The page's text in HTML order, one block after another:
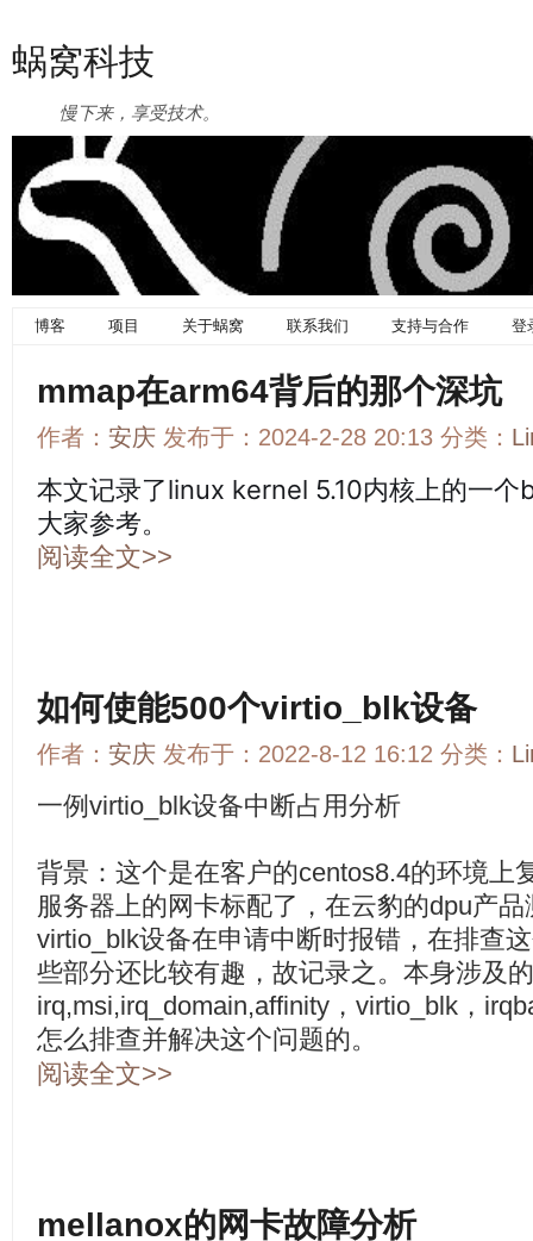
蜗窝科技
慢下来，享受技术。
博客 项目 关于蜗窝 联系我们 支持与合作 登
mmap在arm64背后的那个深坑
作者： 安庆 发布于：2024-2-28 20:13 分类：
本文记录了linux kernel 5.10内核上的一
大家参考。
阅读全文>>
如何使能500个virtio_blk设备
作者： 安庆 发布于：2022-8-12 16:12 分类：
一例virtio_blk设备中断占用分析
背景：这个是在客户的centos8.4的环境上
服务器上的网卡标配了，在云豹的dpu产
virtio_blk设备在申请中断时报错，在排查
些部分还比较有趣，故记录之。本身涉及
irq,msi,irq_domain,affinity，virtio_blk，
怎么排查并解决这个问题的。
阅读全文>>
mellanox的网卡故障分析